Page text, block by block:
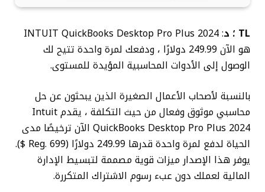
TL ؛ د
: INTUIT QuickBooks Desktop Pro Plus 2024
هو الآن 249.99 دولارًا ، ودفعك لمرة واحدة تتيح لك
الوصول إلى الأدوات المحاسبية المؤيدة للمستوى.
بالنسبة لأصحاب الأعمال الصغيرة الذين يبحثون عن حل
محاسبي موثوق وفعال من حيث التكلفة ، يقدم Intuit
QuickBooks Desktop Pro Plus 2024 الآن ترخيصًا مدى
الحياة لدفع لمرة واحدة قدرها 249.99 دولارًا (Reg. 699 $).
يوفر هذا الإصدار ميزات قوية مصممة لتبسيط الإدارة
المالية لعملك دون عبء رسوم الاشتراك المتكررة.